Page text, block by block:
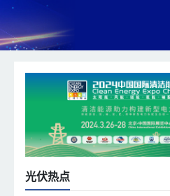
光伏热点